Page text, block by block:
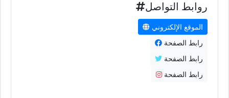
روابط التواصل
الموقع الإلكتروني
رابط الصفحة
رابط الصفحة
رابط الصفحة